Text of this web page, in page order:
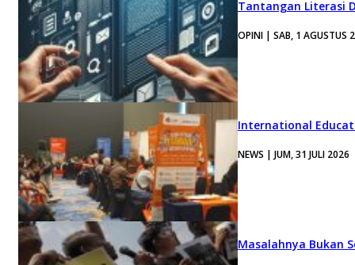
Tantangan Literasi
OPINI | SAB, 1 AGUSTUS
International
NEWS | JUM, 31 JULI 2026
Masalahnya Bukan